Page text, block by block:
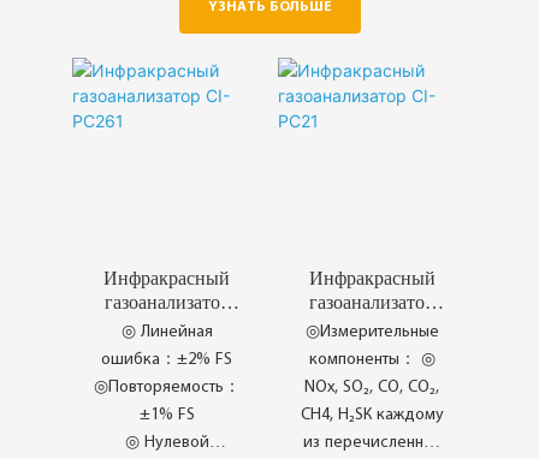
YЗНАТЬ БОЛЬШЕ
Инфракрасный
газоанализатор
CI-PC261
◎ Линейная
ошибка：±2% FS
◎Повторяемость：
±1% FS
◎ Нулевой
Инфракрасный
газоанализатор
CI-PC21
◎Измерительные
компоненты： ◎
NOx, SO₂, CO, CO₂,
CH4, H₂SК каждому
из перечисленных